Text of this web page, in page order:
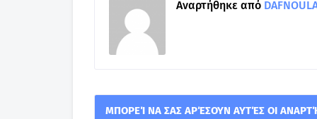
Αναρτήθηκε από
ΜΠΟΡΕΊ ΝΑ ΣΑΣ ΑΡΈΣΟΥΝ ΑΥΤΈΣ ΟΙ